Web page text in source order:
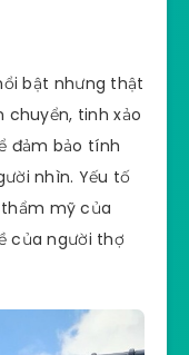
bật nhưng thật
chuyển, tinh xảo
đảm bảo tính
nhìn. Yếu tố
mỹ của
của người thợ